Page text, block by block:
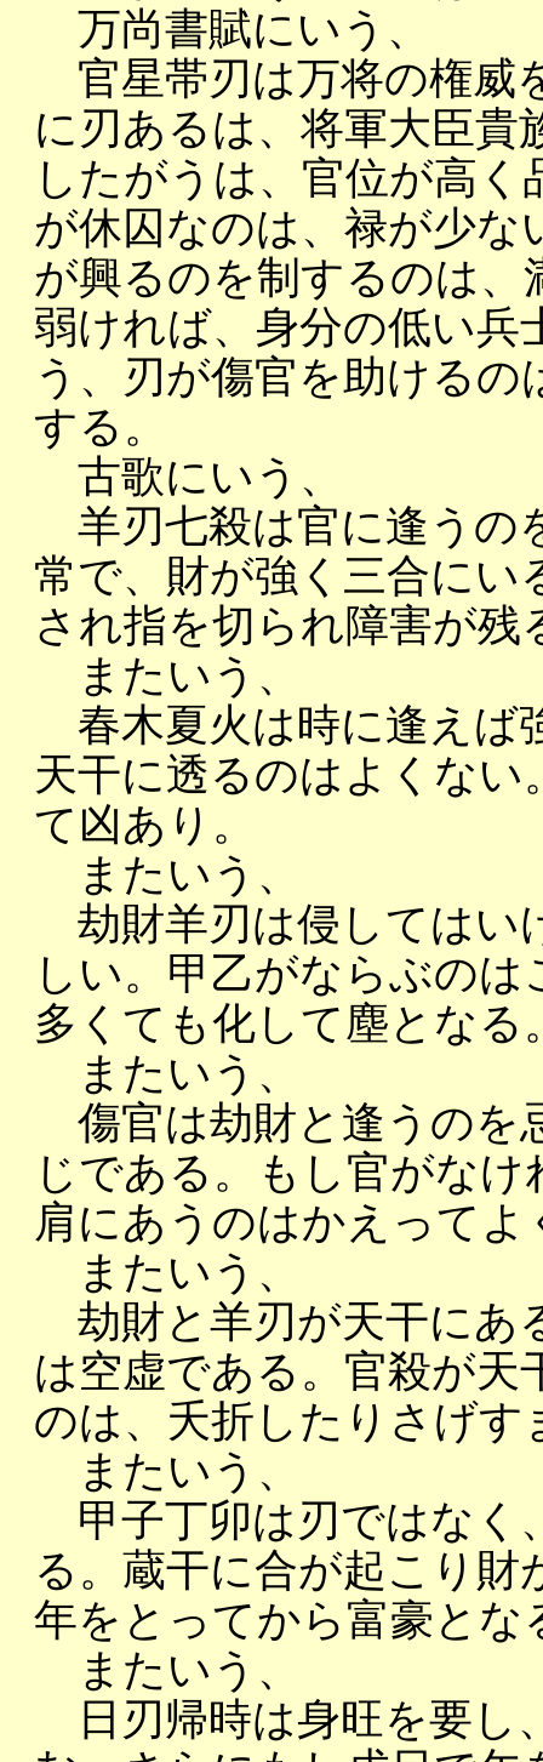
万尚書賦にいう、
官星帯刃は万将の権威
に刃あるは、将軍大臣
したがうは、官位が高
が休囚なのは、禄が少
が興るのを制するのは
弱ければ、身分の低い兵
う、刃が傷官を助ける
する。
古歌にいう、
羊刃七殺は官に逢うの
常で、財が強く三合に
され指を切られ障害が残
またいう、
春木夏火は時に逢えば
天干に透るのはよくな
て凶あり。
またいう、
劫財羊刃は侵してはい
しい。甲乙がならぶの
多くても化して塵となる
またいう、
傷官は劫財と逢うのを
じである。もし官がな
肩にあうのはかえってよ
またいう、
劫財と羊刃が天干にあ
は空虚である。官殺が
のは、夭折したりさげす
またいう、
甲子丁卯は刃ではなく
る。蔵干に合が起こり
年をとってから富豪とな
またいう、
日刃帰時は身旺を要し